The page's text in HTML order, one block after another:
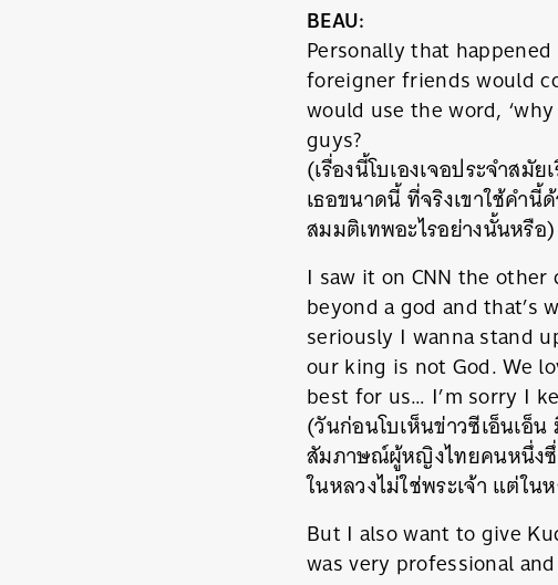
BEAU:
Personally that
foreigner friends would
would use the word,
guys?
(เรื่องนี้โบเองเจอประจำสมั
เธอขนาดนี้ ที่จริงเขาใช้คำ
สมมติเทพอะไรอย่างนั้นหรือ)
I saw it on CNN the
beyond a god and that’s
seriously I wanna stand
our king is not God. We
best for us… I’m sorry I
(วันก่อนโบเห็นข่าวซีเอ็นเอ็
สัมภาษณ์ผู้หญิงไทยคนหนึ่งซึ่
ในหลวงไม่ใช่พระเจ้า แต่ใ
But I also want to give
was very professional